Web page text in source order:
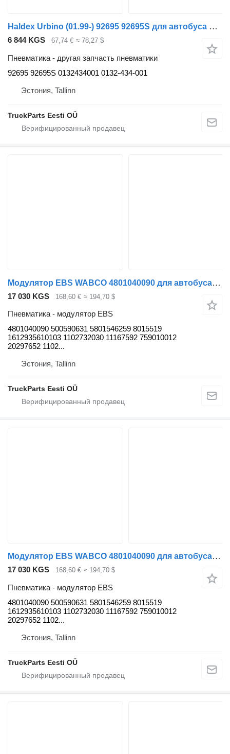
Haldex Urbino (01.99-) 92695 92695S для автобуса Solaris Urbino, Alpino, Vacanza (1999-)
6 844 KGS 67,74 € ≈ 78,27 $
Пневматика - другая запчасть пневматики
92695 92695S 0132434001 0132-434-001
Эстония, Tallinn
TruckParts Eesti OÜ
Модулятор EBS WABCO 4801040090 для автобуса Solaris Urbino, Alpino, Vacanza (1999-)
17 030 KGS 168,60 € ≈ 194,70 $
Пневматика - модулятор EBS
4801040090 500590631 5801546259 8015519
1612935610103 1102732030 11167592 759010012
20297652 1102...
Эстония, Tallinn
TruckParts Eesti OÜ
Модулятор EBS WABCO 4801040090 для автобуса Solaris Urbino, Alpino, Vacanza (1999-)
17 030 KGS 168,60 € ≈ 194,70 $
Пневматика - модулятор EBS
4801040090 500590631 5801546259 8015519
1612935610103 1102732030 11167592 759010012
20297652 1102...
Эстония, Tallinn
TruckParts Eesti OÜ